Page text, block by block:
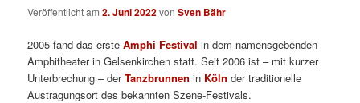
Veröffentlicht am2. Juni 2022vonSven Bähr
2005 fand das ersteAmphi Festival in dem namensgebenden
Amphitheater in Gelsenkirchen statt. Seit 2006 ist – mit kurzer
Unterbrechung – derTanzbrunnen in Köln der traditionelle
Austragungsort des bekannten Szene-Festivals.